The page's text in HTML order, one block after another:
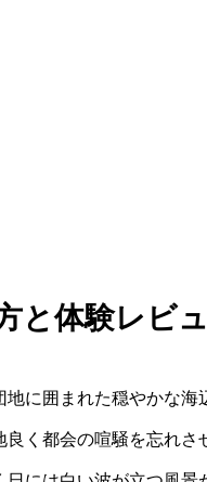
と体験レビ
に囲まれた穏やかな海
く都会の喧騒を忘れさ